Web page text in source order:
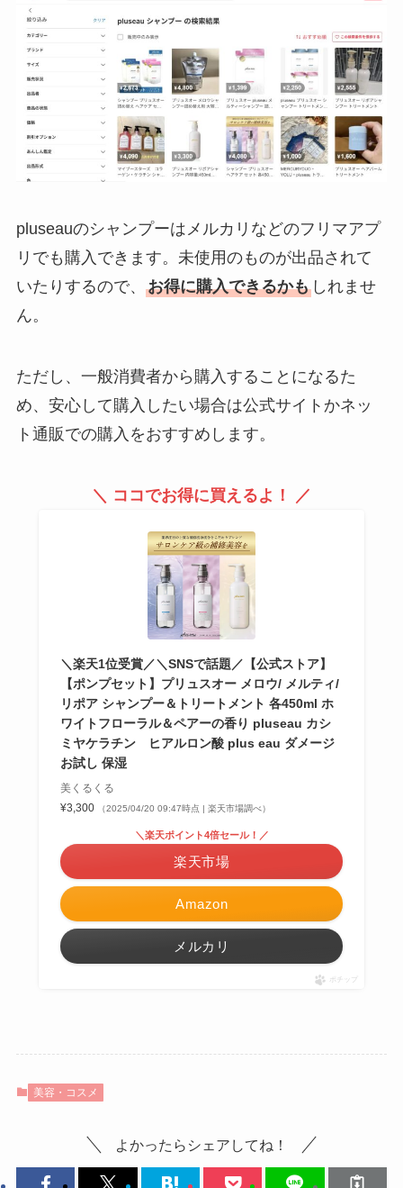
pluseauのシャンプーはメルカリなどのフリマアプ
リでも購入できます。未使用のものが出品されて
いたりするので、 お得に購入できるかもしれませ
ん。
ただし、一般消費者から購入することになるた
め、安心して購入したい場合は公式サイトかネッ
ト通販での購入をおすすめします。
＼ ココでお得に買えるよ！ ／
＼楽天1位受賞／＼SNSで話題／【公式ストア】
【ポンプセット】プリュスオー メロウ/ メルティ/
リポア シャンプー＆トリートメント 各450ml ホ
ワイトフローラル＆ペアーの香り pluseau カシ
ミヤケラチン ヒアルロン酸 plus eau ダメージ
お試し 保湿
美くるくる
¥3,300
（2025/04/20 09:47時点 | 楽天市場調べ）
Amazon
＼楽天ポイント4倍セール！／
楽天市場
メルカリ
ポチップ
美容・コスメ
よかったらシェアしてね！